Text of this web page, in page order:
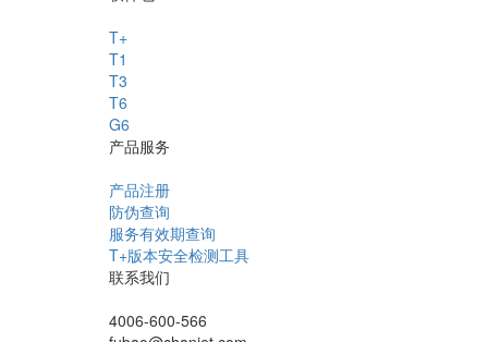
T+
T1
T3
T6
G6
产品服务
产品注册
防伪查询
服务有效期查询
T+版本安全检测工具
联系我们
4006-600-566